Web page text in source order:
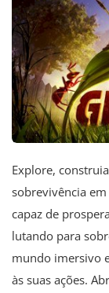
Jogos hoje na TV
Explore,
sobrevivência
capaz de
lutando para
mundo imersivo
às suas ações.